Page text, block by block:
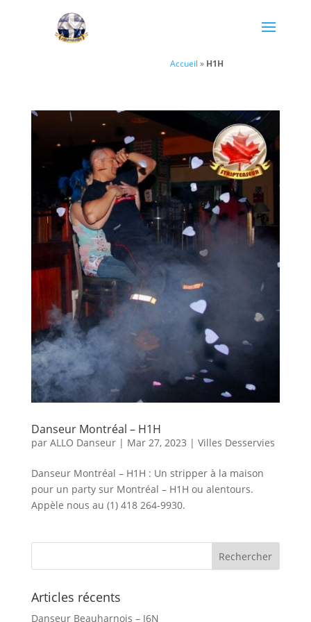
Accueil » H1H
Danseur Montréal – H1H
par ALLO Danseur| Mar 27, 2023 | Villes Desservies
Danseur Montréal – H1H : Un stripper à la maison
pour un party sur Montréal – H1H ou alentours.
Appèle nous au (1) 418 264-9930.
Articles récents
Danseur Beauharnois – J6N